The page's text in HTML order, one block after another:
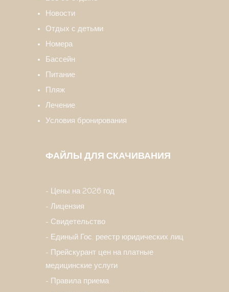
Новости
Отдых с детьми
Номера
Бассейн
Питание
Пляж
Лечение
Условия бронирования
ФАЙЛЫ ДЛЯ СКАЧИВАНИЯ
Цены на 2026 год
Лицензия
Свидетельство
Единый Гос. реестр юридических лиц
Прейскурант цен на платные
медицинские услуги
Правила приема